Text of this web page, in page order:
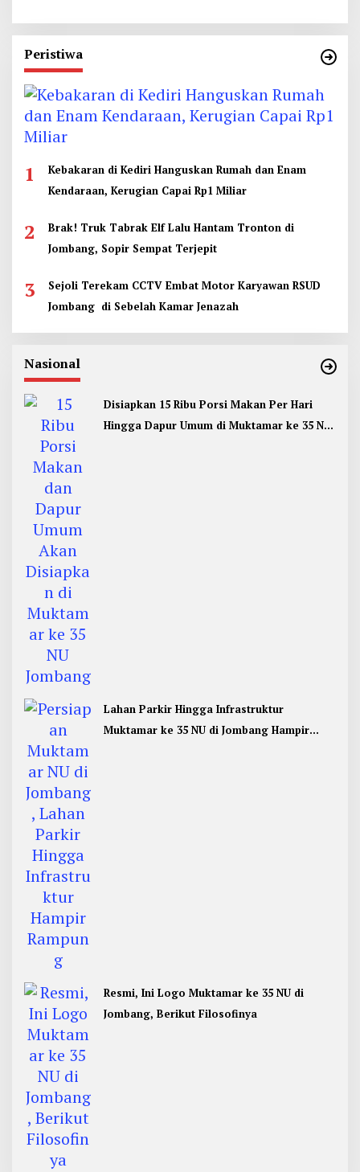
Peristiwa
1
Kebakaran di Kediri Hanguskan Rumah dan Enam
Kendaraan, Kerugian Capai Rp1 Miliar
2
Brak! Truk Tabrak Elf Lalu Hantam Tronton di
Jombang, Sopir Sempat Terjepit
3
Sejoli Terekam CCTV Embat Motor Karyawan RSUD
Jombang di Sebelah Kamar Jenazah
Nasional
Disiapkan 15 Ribu Porsi Makan Per Hari
Hingga Dapur Umum di Muktamar ke 35 NU
Lahan Parkir Hingga Infrastruktur
Muktamar ke 35 NU di Jombang Hampir
Resmi, Ini Logo Muktamar ke 35 NU di
Jombang, Berikut Filosofinya